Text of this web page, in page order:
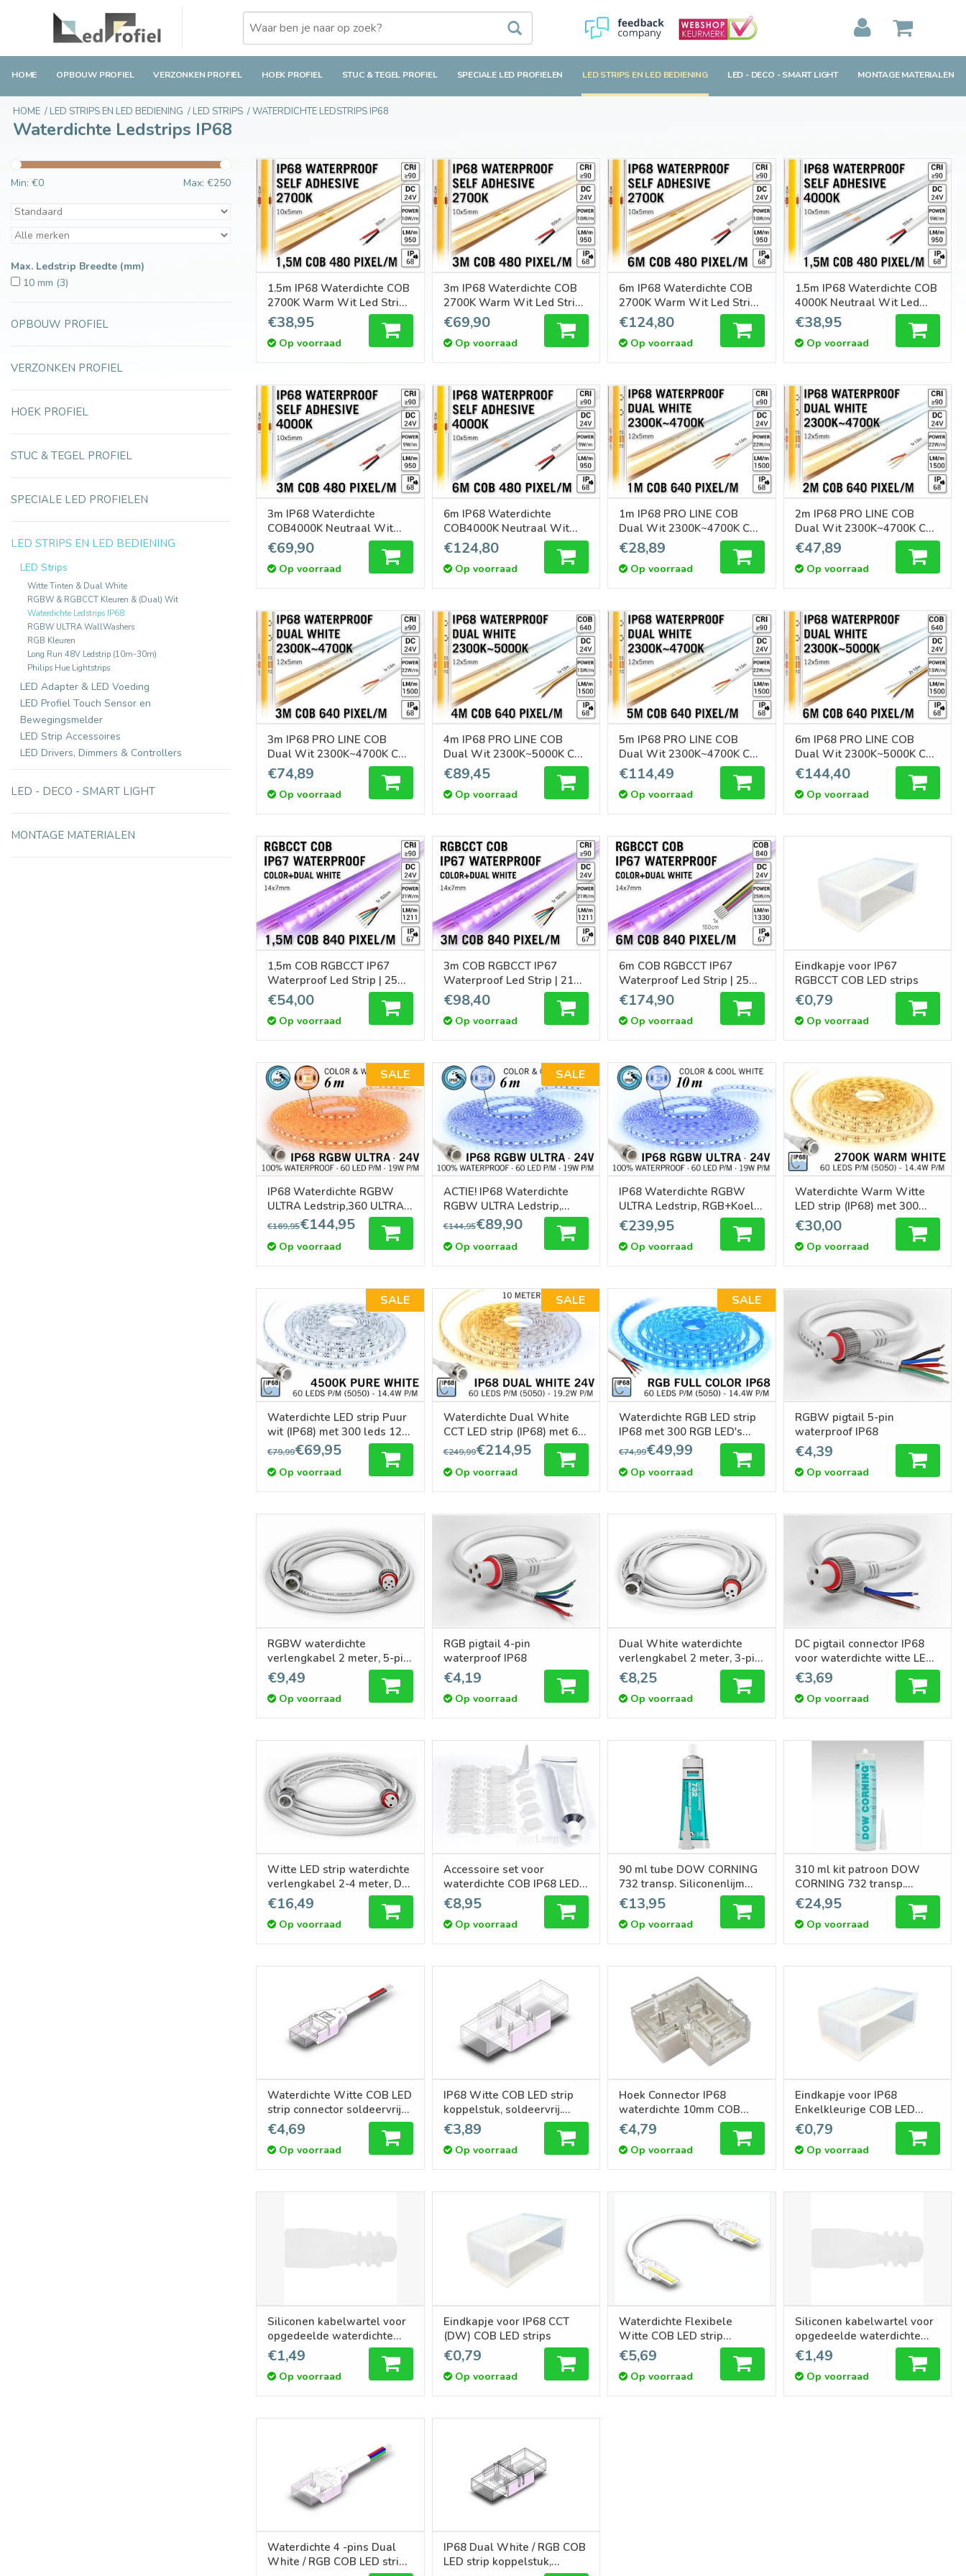
HOME OPBOUW PROFIEL VERZONKEN PROFIEL HOEK PROFIEL STUC & TEGEL PROFIEL SPECIALE LED PROFIELEN LED STRIPS EN LED BEDIENING LED - DECO - SMART LIGHT MONTAGE MATERIALEN
HOME / LED STRIPS EN LED BEDIENING / LED STRIPS /WATERDICHTE LEDSTRIPS IP68
Waterdichte Ledstrips IP68
Min: €0 Max: €250
Max. Ledstrip Breedte (mm)
10 mm (3)
OPBOUW PROFIEL
VERZONKEN PROFIEL
HOEK PROFIEL
STUC & TEGEL PROFIEL
SPECIALE LED PROFIELEN
LED STRIPS EN LED BEDIENING
LED Strips
Witte Tinten & Dual White
RGBW & RGBCCT Kleuren & (Dual) Wit
Waterdichte Ledstrips IP68
RGBW ULTRA WallWashers
RGB Kleuren
Long Run 48V Ledstrip (10m-30m)
Philips Hue Lightstrips
LED Adapter & LED Voeding
LED Profiel Touch Sensor en
Bewegingsmelder
LED Strip Accessoires
LED Drivers, Dimmers & Controllers
LED - DECO - SMART LIGHT
MONTAGE MATERIALEN
1.5m IP68 Waterdichte COB
2700K Warm Wit Led Strip |
10 W pm | 24V | 480 pixels
pm - Zelfklevend
€38,95
Op voorraad
3m IP68 Waterdichte COB
2700K Warm Wit Led Strip |
10W pm | 24V | 480 pixels
pm - Zelfklevend
€69,90
Op voorraad
6m IP68 Waterdichte COB
2700K Warm Wit Led Strip |
10W pm | 24V | 480 pixels
pm - Zelfklevend
€124,80
Op voorraad
1.5m IP68 Waterdichte COB
4000K Neutraal Wit Led
Strip | 9W pm 24V | 480
pixels pm - Zelfklevend
€38,95
Op voorraad
3m IP68 Waterdichte
COB4000K Neutraal Wit
Led Strip | 9W pm 24V | 480
pixels pm - Zelfklevend
€69,90
Op voorraad
6m IP68 Waterdichte
COB4000K Neutraal Wit
Led Strip | 9W pm 24V | 480
pixels pm - Zelfklevend
€124,80
Op voorraad
1m IP68 PRO LINE COB
Dual Wit 2300K~4700K CCT
Led Strip | COB 640 Pixels
pm 24V - Losse Strip
€28,89
Op voorraad
2m IP68 PRO LINE COB
Dual Wit 2300K~4700K CCT
Led Strip | COB 640 Pixels
pm 24V - Losse Strip
€47,89
Op voorraad
3m IP68 PRO LINE COB
Dual Wit 2300K~4700K CCT
Led Strip | COB 640 Pixels
pm 24V - Losse Strip
€74,89
Op voorraad
4m IP68 PRO LINE COB
Dual Wit 2300K~5000K CCT
Led Strip | COB 640 Pixels
pm 24V - Losse Strip
€89,45
Op voorraad
5m IP68 PRO LINE COB
Dual Wit 2300K~4700K CCT
Led Strip | COB 640 Pixels
pm 24V - Losse Strip
€114,49
Op voorraad
6m IP68 PRO LINE COB
Dual Wit 2300K~5000K CCT
Led Strip | COB 640 Pixels
pm 24V - Losse Strip
€144,40
Op voorraad
1,5m COB RGBCCT IP67
Waterproof Led Strip | 25W
pm 24V | 840 pixels pm -
Losse Strip
€54,00
Op voorraad
3m COB RGBCCT IP67
Waterproof Led Strip | 21W
pm 24V | 840 pixels pm -
Losse Strip
€98,40
Op voorraad
6m COB RGBCCT IP67
Waterproof Led Strip | 25W
pm 24V | 840 pixels pm -
Losse Strip
€174,90
Op voorraad
Eindkapje voor IP67
RGBCCT COB LED strips
€0,79
Op voorraad
SALE
IP68 Waterdichte RGBW
ULTRA Ledstrip,360 ULTRA
Led's, 24 Volt, 6 m
€169,95€144,95
Op voorraad
SALE
ACTIE! IP68 Waterdichte
RGBW ULTRA Ledstrip,
RGB+Koel wit, 60 led's p/m,
24 Volt, 6 meter
€144,95€89,90
Op voorraad
IP68 Waterdichte RGBW
ULTRA Ledstrip, RGB+Koel
wit, 60 led's p/m, 24 Volt, 10
meter
€239,95
Op voorraad
Waterdichte Warm Witte
LED strip (IP68) met 300
LED's 12V, 1,5 meter
€30,00
Op voorraad
SALE
Waterdichte LED strip Puur
wit (IP68) met 300 leds 12V,
5 meter
€79,99€69,95
Op voorraad
SALE
Waterdichte Dual White
CCT LED strip (IP68) met 60
LED's/pm 24V, 10 meter
€249,99€214,95
Op voorraad
SALE
Waterdichte RGB LED strip
IP68 met 300 RGB LED's
12V, 72W, 5M
€74,99€49,99
Op voorraad
RGBW pigtail 5-pin
waterproof IP68
€4,39
Op voorraad
RGBW waterdichte
verlengkabel 2 meter, 5-pin,
IP68
€9,49
Op voorraad
RGB pigtail 4-pin
waterproof IP68
€4,19
Op voorraad
Dual White waterdichte
verlengkabel 2 meter, 3-pin,
IP68
€8,25
Op voorraad
DC pigtail connector IP68
voor waterdichte witte LED
strips
€3,69
Op voorraad
Witte LED strip waterdichte
verlengkabel 2-4 meter, DC
jack, IP68
€16,49
Op voorraad
Accessoire set voor
waterdichte COB IP68 LED
strips
€8,95
Op voorraad
90 ml tube DOW CORNING
732 transp. Siliconenlijm
voor LED strips
€13,95
Op voorraad
310 ml kit patroon DOW
CORNING 732 transp.
Siliconenlijm voor LED
strips
€24,95
Op voorraad
Waterdichte Witte COB LED
strip connector soldeervrije
voor 8-10mm ledstrips
(12mm omhuld)
€4,69
Op voorraad
IP68 Witte COB LED strip
koppelstuk, soldeervrij.
Voor 10mm ledstrips
€3,89
Op voorraad
Hoek Connector IP68
waterdichte 10mm COB
Ledstrip | Soldeervrij
€4,79
Op voorraad
Eindkapje voor IP68
Enkelkleurige COB LED
strips
€0,79
Op voorraad
Siliconen kabelwartel voor
opgedeelde waterdichte
ledstrip IP68 COB LED-strip
€1,49
Op voorraad
Eindkapje voor IP68 CCT
(DW) COB LED strips
€0,79
Op voorraad
Waterdichte Flexibele
Witte COB LED strip
connector soldeervrije voor
8-10mm ledstrips
€5,69
Op voorraad
Siliconen kabelwartel voor
opgedeelde waterdichte
ledstrip RGBCCT IP68 COB
LED-strip
€1,49
Op voorraad
Waterdichte 4 -pins Dual
White / RGB COB LED strip
IP68 Dual White / RGB COB
LED strip koppelstuk,